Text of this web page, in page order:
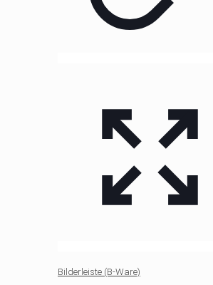
Bilderleiste (B-Ware)